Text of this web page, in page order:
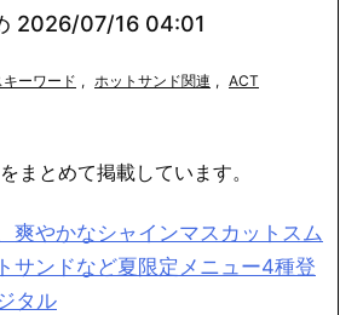
2026/07/16 04:01
ーワード , ホットサンド関連 , ACT
まとめて掲載しています。
爽やかなシャインマスカットスム
サンドなど夏限定メニュー4種登
タル